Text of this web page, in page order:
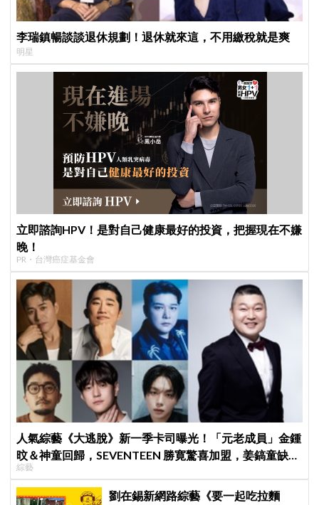
李瑞鎮暢談談退休規劃！退休就來這，不用繳稅就是爽
明星
立即諮詢HPV！是對自己健康最好的投資，把握現在不嫌
晚！
PR・台灣癌症基金會
人氣綜藝《大逃脫》新一季卡司曝光！「元老成員」金鍾
旼＆神童回歸，SEVENTEEN 勝寛驚喜加盟，姜鎬童缺席
成最大焦點
綜藝
劉在錫新網路綜藝《要一起吃拉麵